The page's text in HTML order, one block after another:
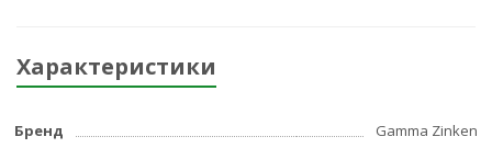
Характеристики
Бренд
Gamma Zinken